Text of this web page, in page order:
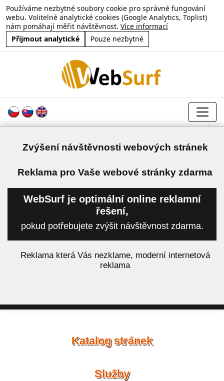
Používáme nezbytné soubory cookie pro správné fungování
webu. Volitelné analytické cookies (Google Analytics, Toplist)
nám pomáhají měřit návštěvnost. Více informací
Přijmout analytické
Pouze nezbytné
Zvýšení návštěvnosti webových stránek
Reklama pro Vaše webové stránky zdarma
WebSurf je optimální online reklamní
řešení,
pokud potřebujete zvýšit návštěvnost zdarma.
Reklama která Vás nezklame, moderní internetová
reklama
Katalog stránek
Služby